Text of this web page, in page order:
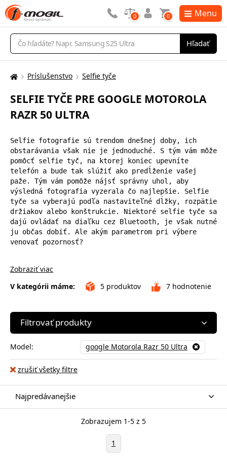
Vyhľadávanie
Hľadať
0 0 Menu
Tu
nachádzate:
Príslušenstvo Selfie tyče
SELFIE TYČE PRE GOOGLE MOTOROLA
RAZR 50 ULTRA
Selfie fotografie sú trendom dnešnej doby, ich
obstarávania však nie je jednoduché. S tým vám môže
pomôcť selfie tyč, na ktorej koniec upevníte
telefón a bude tak slúžiť ako predĺženie vašej
paže. Tým vám pomôže nájsť správny uhol, aby
výsledná fotografia vyzerala čo najlepšie. Selfie
tyče sa vyberajú podľa nastaviteľné dĺžky, rozpätie
držiakov alebo konštrukcie. Niektoré selfie tyče sa
dajú ovládať na diaľku cez Bluetooth, je však nutné
ju občas dobiť. Ale akým parametrom pri výbere
venovať pozornosť?
Zobraziť viac
V kategórii máme:
5 produktov 7 hodnotenie
Filtrovať produkty
Model: google Motorola Razr 50 Ultra
zrušiť všetky filtre
Najpredávanejšie
Zobrazujem 1-5 z 5
1